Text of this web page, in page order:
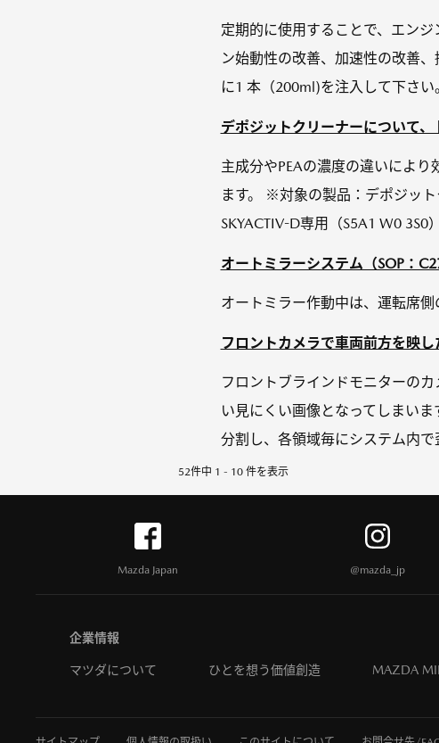
定期的に使用することで、エン
ン始動性の改善、加速性の改善
に1 本（200ml)を注入して下さ
デポジットクリーナーについて
主成分やPEAの濃度の違いによ
ます。 ※対象の製品：デポ
SKYACTIV-D専用（S5A1 W0 3S0）
オートミラーシステム（SOP：
オートミラー作動中は、運転席
フロントカメラで車両前方を映
フロントブラインドモニターの
い見にくい画像となってしまい
分割し、各領域毎にシステム内
52件中 1 - 10 件を表示
Mazda Japan @mazda_jp
企業情報
マツダについて ひとを想う価値創造 MAZDA